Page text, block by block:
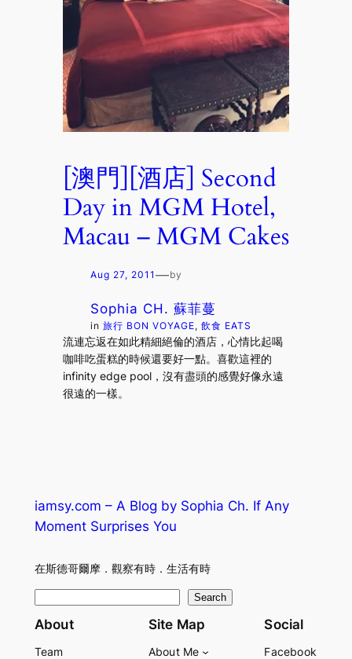
[澳門][酒店] Second
Day in MGM Hotel,
Macau – MGM Cakes
Aug 27, 2011—by
Sophia CH. 蘇菲蔓
in旅行 BON VOYAGE, 飲食 EATS
流連忘返在如此精細絕倫的酒店，心情比起喝
咖啡吃蛋糕的時候還要好一點。喜歡這裡的
infinity edge pool，沒有盡頭的感覺好像永遠
很遠的一樣。
iamsy.com – A Blog by Sophia Ch. If Any
Moment Surprises You
在斯德哥爾摩．觀察有時．生活有時
e
Search
About
Team
Site Map
About Me
Social
Facebook